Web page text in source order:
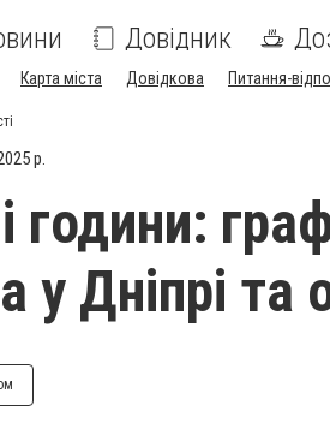
Довідник
Карта міста Довідкова Питання-
р.
години:
у Дніпрі та